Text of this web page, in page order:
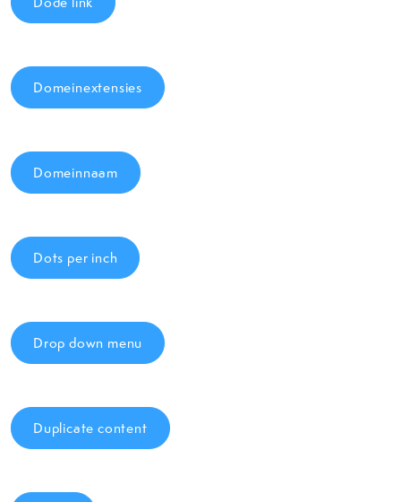
Domeinextensies
Domeinnaam
Dots per inch
Drop down menu
Duplicate content